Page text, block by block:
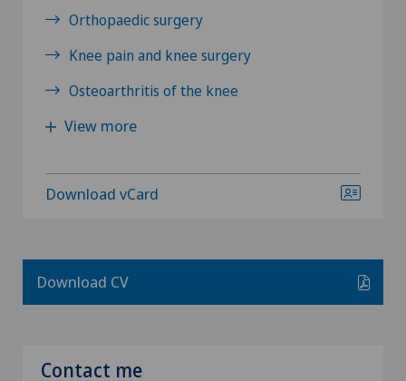
Orthopaedic surgery
Knee pain and knee surgery
Osteoarthritis of the knee
View more
Download vCard
Download CV
Contact me